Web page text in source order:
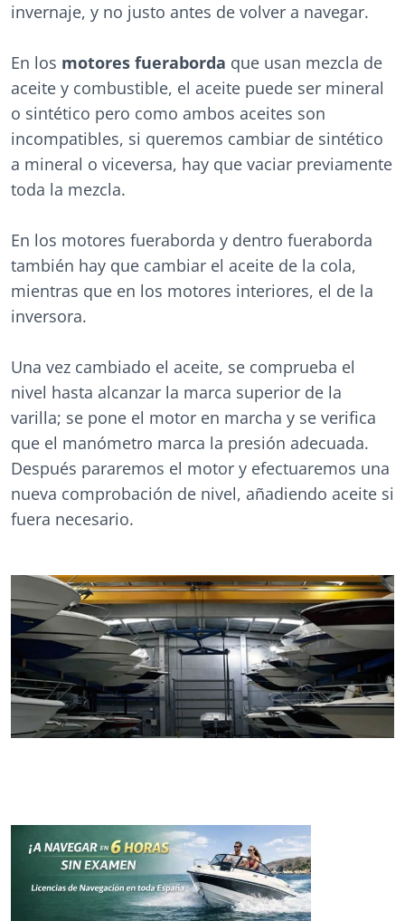
invernaje, y no justo antes de volver a navegar.
En los motores fueraborda que usan mezcla de
aceite y combustible, el aceite puede ser mineral
o sintético pero como ambos aceites son
incompatibles, si queremos cambiar de sintético
a mineral o viceversa, hay que vaciar previamente
toda la mezcla.
En los motores fueraborda y dentro fueraborda
también hay que cambiar el aceite de la cola,
mientras que en los motores interiores, el de la
inversora.
Una vez cambiado el aceite, se comprueba el
nivel hasta alcanzar la marca superior de la
varilla; se pone el motor en marcha y se verifica
que el manómetro marca la presión adecuada.
Después pararemos el motor y efectuaremos una
nueva comprobación de nivel, añadiendo aceite si
fuera necesario.